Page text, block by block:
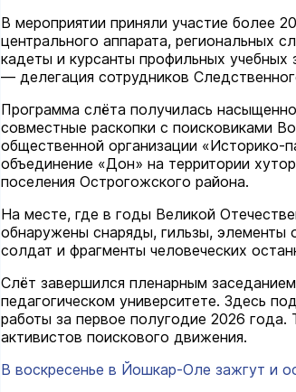
В мероприятии приняли участие более
центрального аппарата, региональных
кадеты и курсанты профильных учебных
— делегация сотрудников
Программа слёта получилась
совместные раскопки с поисковиками
общественной организации «Историко-
объединение «Дон» на территории
поселения Острогожского района.
На месте, где в годы Великой
обнаружены снаряды, гильзы, элементы
солдат и фрагменты человеческих
Слёт завершился пленарным
педагогическом университете. Здесь
работы за первое полугодие 2026 года.
активистов поискового движения.
В воскресенье в Йошкар-Оле зажгут и